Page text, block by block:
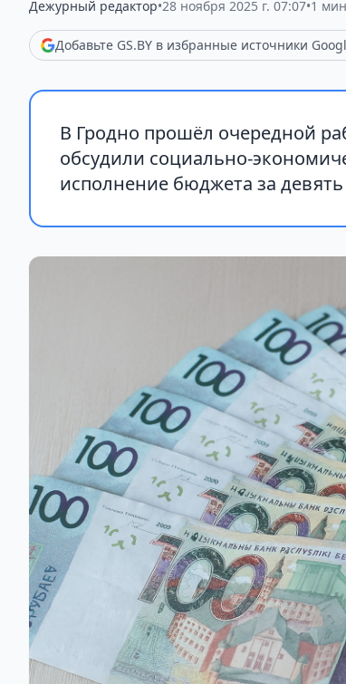
Дежурный редактор•28 ноября 2025 г. 07:07•1
Добавьте GS.BY в избранные источники
В Гродно прошёл очередной
обсудили социально-
исполнение бюджета за